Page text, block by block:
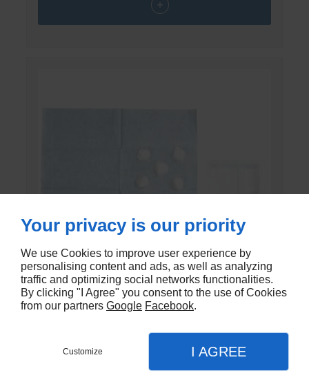
En stock - DK-803EC
Your privacy is our priority
We use Cookies to improve user experience by
personalising content and ads, as well as analyzing
traffic and optimizing social networks functionalities.
By clicking "I Agree" you consent to the use of Cookies
from our partners Google Facebook.
Customize I AGREE